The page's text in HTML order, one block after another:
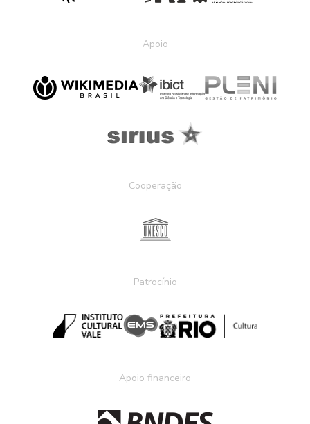
Apoio
Cooperação
Patrocínio
Apoio financeiro